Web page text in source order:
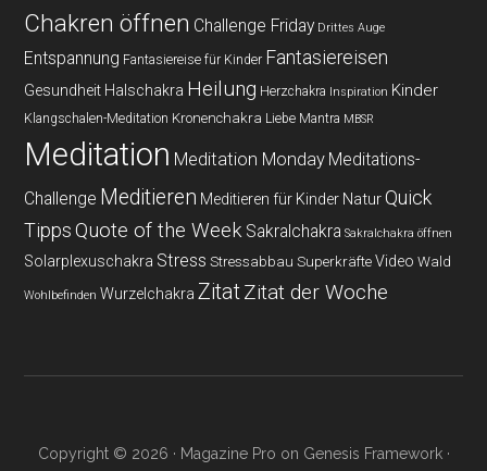
Chakren öffnen Challenge Friday Drittes Auge
Entspannung Fantasiereise für Kinder Fantasiereisen
Gesundheit Halschakra Heilung Herzchakra Inspiration Kinder
Klangschalen-Meditation Kronenchakra Liebe Mantra MBSR
Meditation Meditation Monday Meditations-
Challenge Meditieren Meditieren für Kinder NaturQuick
Tipps Quote of the Week Sakralchakra Sakralchakra öffnen
Solarplexuschakra Stress Stressabbau Superkräfte Video Wald
Wohlbefinden Wurzelchakra ZitatZitat der Woche
Copyright © 2026 · Magazine Pro on Genesis Framework·